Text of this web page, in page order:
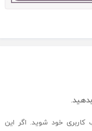
کاربری خود شوید. اگر این